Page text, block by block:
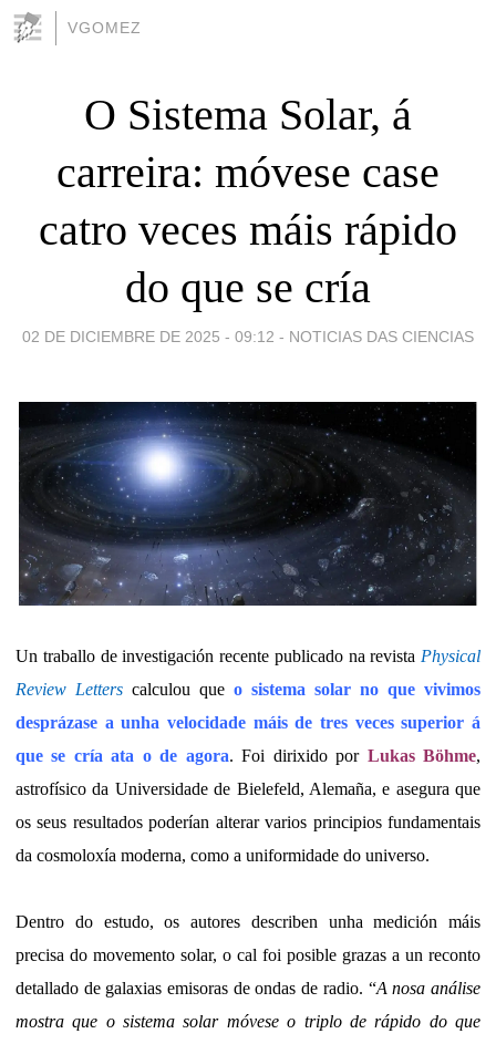
VGOMEZ
O Sistema Solar, á
carreira: móvese case
catro veces máis rápido
do que se cría
02 DE DICIEMBRE DE 2025 - 09:12 - NOTICIAS DAS CIENCIAS
Un traballo de investigación recente publicado na revista Physical
Review Letters calculou que o sistema solar no que vivimos
desprázase a unha velocidade máis de tres veces superior á
que se cría ata o de agora. Foi dirixido por Lukas Böhme,
astrofísico da Universidade de Bielefeld, Alemaña, e asegura que
os seus resultados poderían alterar varios principios fundamentais
da cosmoloxía moderna, como a uniformidade do universo.
Dentro do estudo, os autores describen unha medición máis
precisa do movemento solar, o cal foi posible grazas a un reconto
detallado de galaxias emisoras de ondas de radio. “A nosa análise
mostra que o sistema solar móvese o triplo de rápido do que